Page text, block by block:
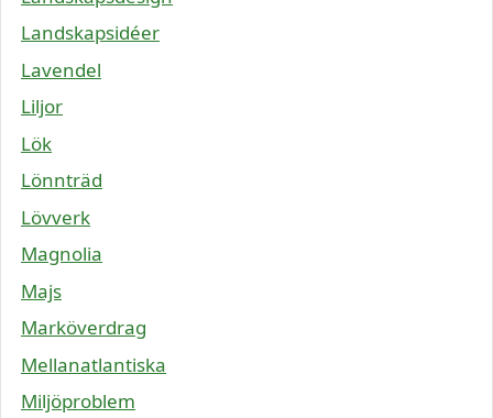
Landskapsidéer
Lavendel
Liljor
Lök
Lönnträd
Lövverk
Magnolia
Majs
Marköverdrag
Mellanatlantiska
Miljöproblem